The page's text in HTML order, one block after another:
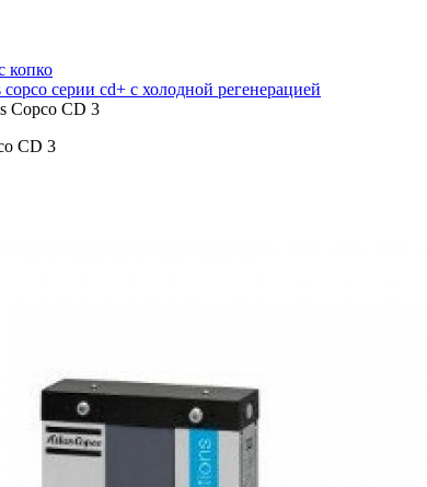
копко
серии cd+ с холодной регенерацией
Copco CD 3
CD 3